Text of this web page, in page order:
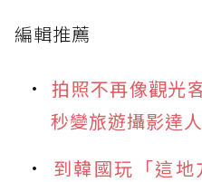
編輯推薦
拍照不再像觀光
秒變旅遊攝影達人
到韓國玩「這